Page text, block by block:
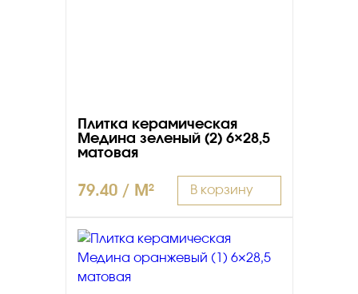
Плитка керамическая
Медина зеленый (2) 6×28,5
матовая
79.40 / M² В корзину